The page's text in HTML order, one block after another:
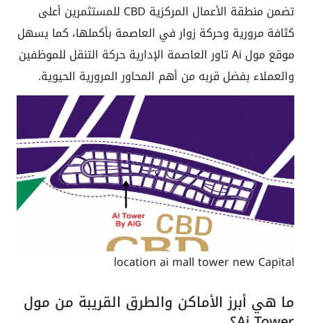
تضمن منطقة الأعمال المركزية CBD للمستثمرين أعلى
كثافة مرورية وحركة زوار في العاصمة بأكملها، كما يسهل
موقع مول Ai تاور العاصمة الإدارية حركة التنقل للموظفين
والعملاء بفضل قربه من أهم المحاور المرورية الحيوية.
location ai mall tower new Capital
ما هي أبرز الأماكن والطرق القريبة من مول